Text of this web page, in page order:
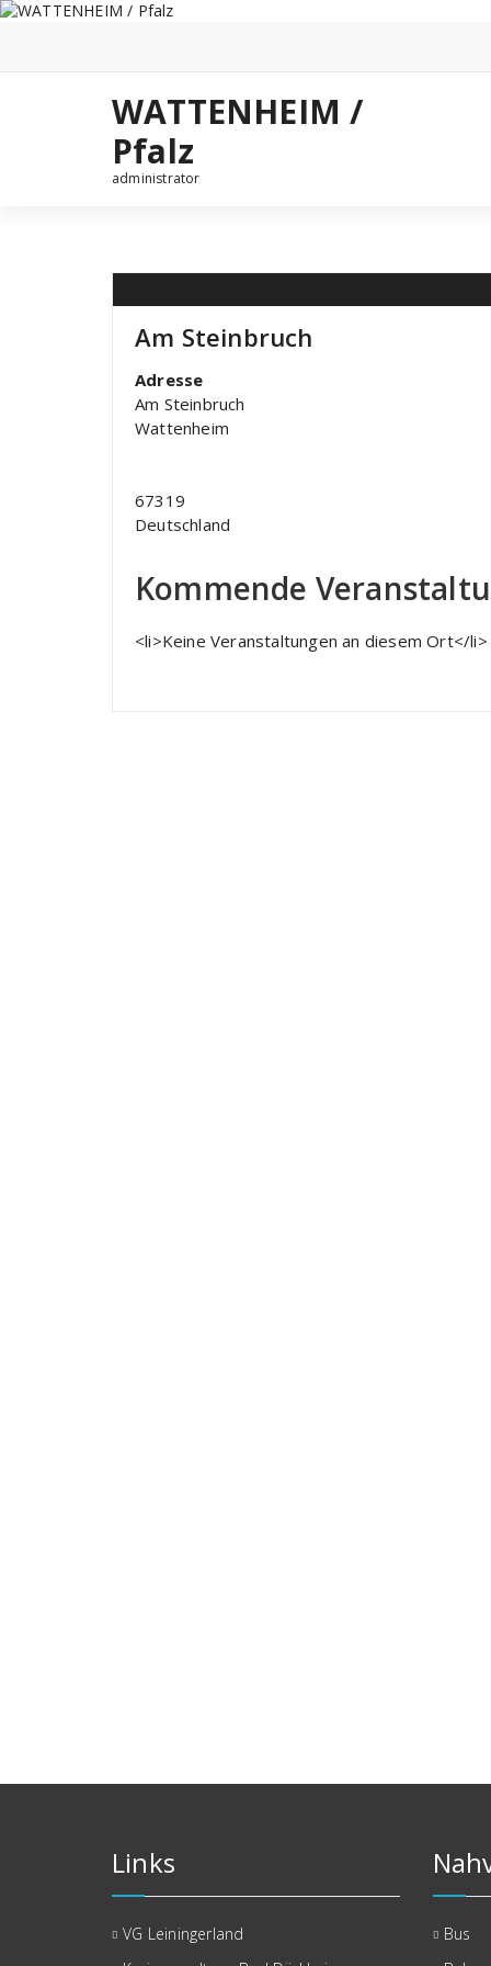
Zum
WATTENHEIM /
Pfalz
administrator
Am Steinbruch
Adresse
Am Steinbruch
Wattenheim
67319
Deutschland
Kommende
<li>Keine Veranstaltungen an diesem Ort</li>
Links
VG Leiningerland
Bus